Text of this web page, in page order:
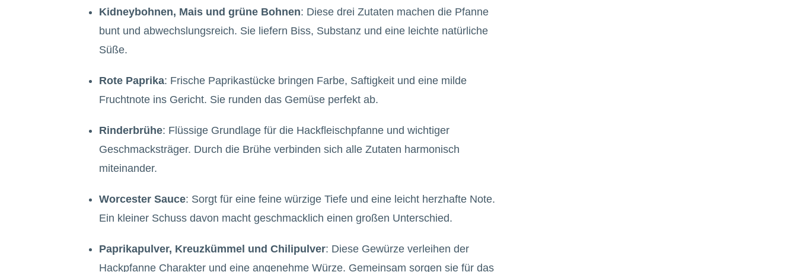
Kidneybohnen, Mais und grüne Bohnen: Diese drei Zutaten machen die Pfanne
bunt und abwechslungsreich. Sie liefern Biss, Substanz und eine leichte natürliche
Süße.
Rote Paprika: Frische Paprikastücke bringen Farbe, Saftigkeit und eine milde
Fruchtnote ins Gericht. Sie runden das Gemüse perfekt ab.
Rinderbrühe: Flüssige Grundlage für die Hackfleischpfanne und wichtiger
Geschmacksträger. Durch die Brühe verbinden sich alle Zutaten harmonisch
miteinander.
Worcester Sauce: Sorgt für eine feine würzige Tiefe und eine leicht herzhafte Note.
Ein kleiner Schuss davon macht geschmacklich einen großen Unterschied.
Paprikapulver, Kreuzkümmel und Chilipulver: Diese Gewürze verleihen der
Hackpfanne Charakter und eine angenehme Würze. Gemeinsam sorgen sie für das